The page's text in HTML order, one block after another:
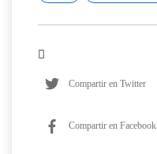
Compartir en Twitter
Compartir en Facebook